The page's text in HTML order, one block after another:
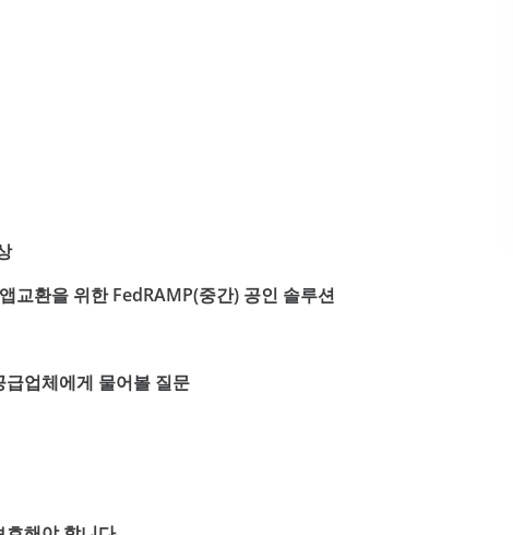
환을 위한 FedRAMP(중간) 공인 솔루션
업체에게 물어볼 질문